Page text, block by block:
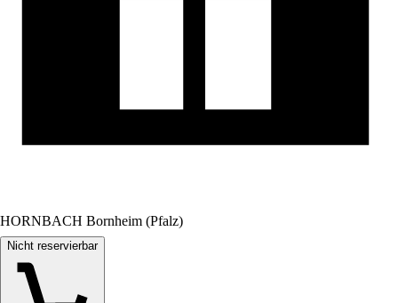
HORNBACH Bornheim (Pfalz)
Nicht reservierbar